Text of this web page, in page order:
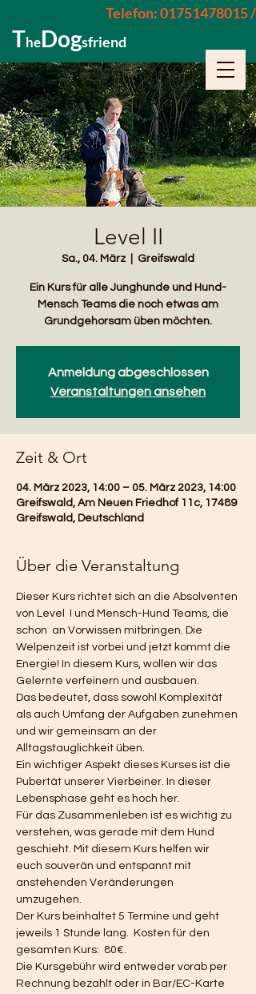
TheDogsfriend
Telefon: 01751478015 /
Level II
Sa., 04. März Greifswald
Ein Kurs für alle Junghunde und Hund-
Mensch Teams die noch etwas am
Grundgehorsam üben möchten.
Anmeldung abgeschlossen
Veranstaltungen ansehen
Zeit & Ort
04. März 2023, 14:00 – 05. März 2023, 14:00
Greifswald, Am Neuen Friedhof 11c, 17489
Greifswald, Deutschland
Über die Veranstaltung
Dieser Kurs richtet sich an die Absolventen
von Level  I und Mensch-Hund Teams, die
schon  an Vorwissen mitbringen. Die
Welpenzeit ist vorbei und jetzt kommt die
Energie! In diesem Kurs, wollen wir das
Gelernte verfeinern und ausbauen.
Das bedeutet, dass sowohl Komplexität
als auch Umfang der Aufgaben zunehmen
und wir gemeinsam an der
Alltagstauglichkeit üben.
Ein wichtiger Aspekt dieses Kurses ist die
Pubertät unserer Vierbeiner. In dieser
Lebensphase geht es hoch her.
Für das Zusammenleben ist es wichtig zu
verstehen, was gerade mit dem Hund
geschieht. Mit diesem Kurs helfen wir
euch souverän und entspannt mit
anstehenden Veränderungen
umzugehen.
Der Kurs beinhaltet 5 Termine und geht
jeweils 1 Stunde lang.  Kosten für den
gesamten Kurs:  80€.
Die Kursgebühr wird entweder vorab per
Rechnung bezahlt oder in Bar/EC-Karte